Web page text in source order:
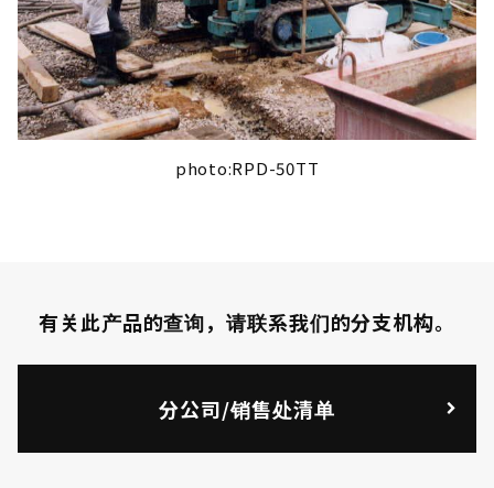
photo:RPD-50TT
有关此产品的查询，请联系我们的分支机构。
分公司/销售处清单